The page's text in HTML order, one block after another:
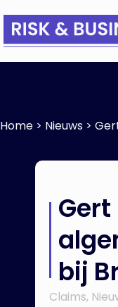
Home > Nieuws >
bij
Claims,